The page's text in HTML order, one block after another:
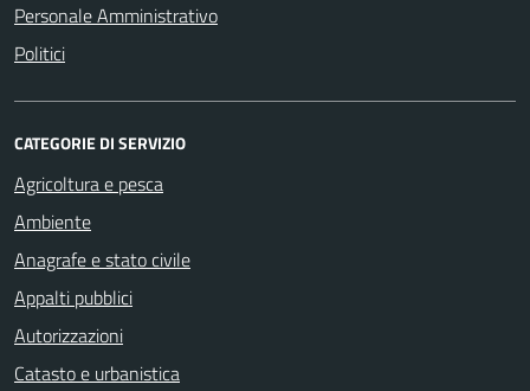
Personale Amministrativo
Politici
CATEGORIE DI SERVIZIO
Agricoltura e pesca
Ambiente
Anagrafe e stato civile
Appalti pubblici
Autorizzazioni
Catasto e urbanistica